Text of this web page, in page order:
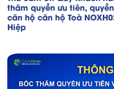
thăm quyền ưu tiên,
căn hộ căn hộ Toà
Hiệp